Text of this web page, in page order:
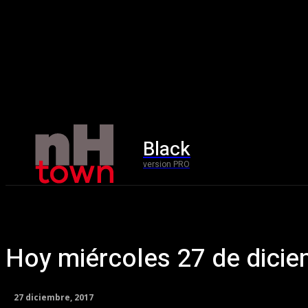
Black
version PRO
Hoy miércoles 27 de
27 diciembre, 2017